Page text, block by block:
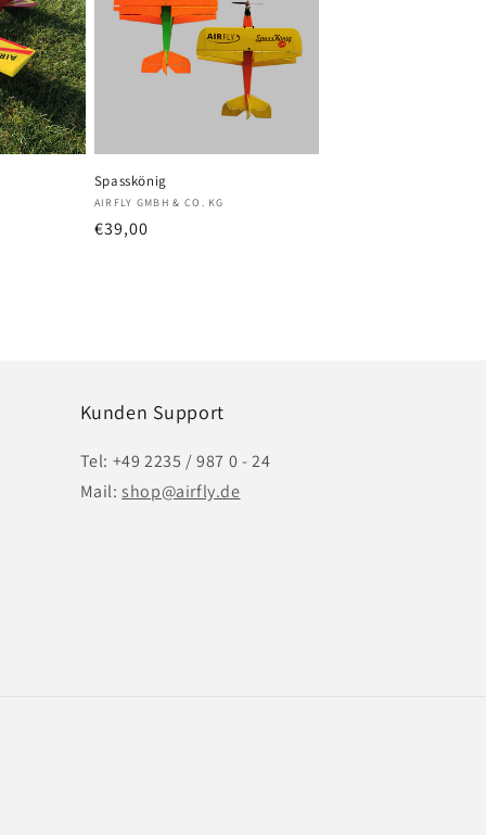
Spasskönig
Anbieter:
AIRFLY GMBH & CO. KG
Normaler
€39,00
Kunden Support
Tel: +49 2235 / 987 0 - 24
Mail: shop@airfly.de